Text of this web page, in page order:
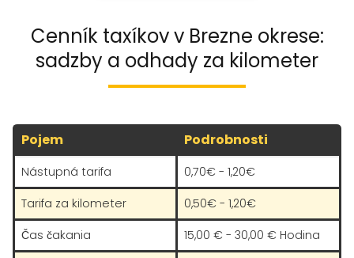
podľa predpisov. Vrelo odporúčam
každému. Určite využijeme jeho služby
aj v budúcnosti. Ďakujeme 🙂
Cenník taxíkov v Brezne okrese:
sadzby a odhady za kilometer
Pojem Podrobnosti
Nástupná tarifa
0,70€ - 1,20€
Tarifa za kilometer
0,50€ - 1,20€
Čas čakania
15,00 € - 30,00 € Hodina